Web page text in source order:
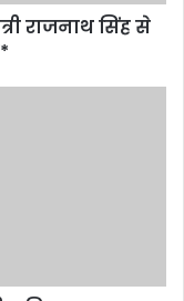
राजनाथ सिंह से